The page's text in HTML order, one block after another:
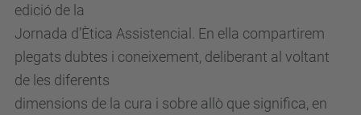
e
n
i
m
e
edició de la
Jornada d’Ètica Assistencial. En ella compartirem
plegats dubtes i coneixement, deliberant al voltant
de les diferents
dimensions de la cura i sobre allò que significa, en